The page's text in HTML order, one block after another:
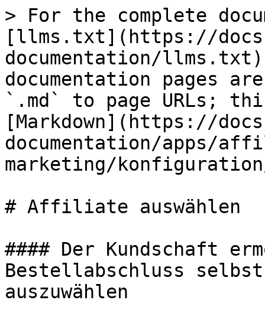
> For the complete
[llms.txt](https://
documentation/
documentation pages
`.md` to page URLs;
[Markdown](https://
documentation/apps/
marketing/
# Affiliate auswählen
#### Der Kundschaft
Bestellabschluss
auszuwählen